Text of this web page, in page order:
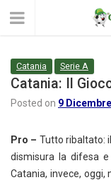
Catania Serie A
Catania: Il
Posted on 9
Pro – Tutto ribaltato:
dismisura la difesa
Catania, invece,